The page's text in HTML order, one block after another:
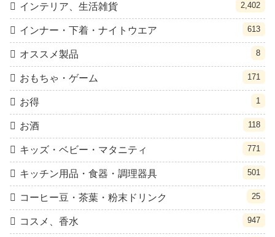
インテリア、生活雑貨 2,402
インナー・下着・ナイトウエア 613
オススメ製品 8
おもちゃ・ゲーム 171
お得 1
お酒 118
キッズ・ベビー・マタニティ 771
キッチン用品・食器・調理器具 501
コーヒー豆・茶葉・粉末ドリンク 25
コスメ、香水 947